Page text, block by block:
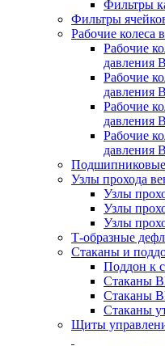
Фильтры
Фильтры
Рабочие колеса
Рабочие
давления
Рабочие
давления
Рабочие
давления
Рабочие
давления
Узлы прохода
Узлы
Узлы
Узлы
Т-образные
Стаканы и
Поддон к
Стаканы
Стаканы
Стаканы
Щиты